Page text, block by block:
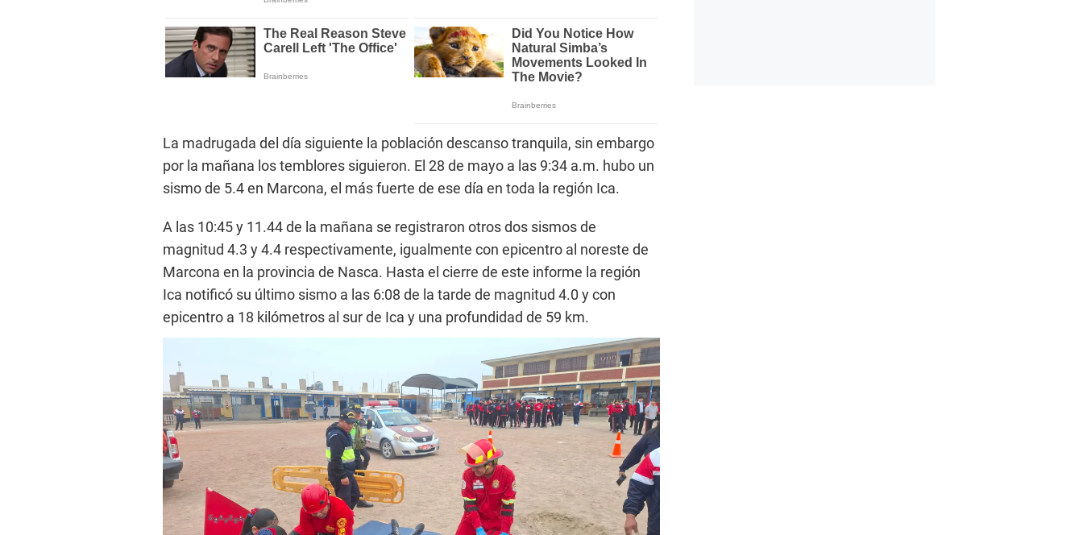
La madrugada del día siguiente la población descanso tranquila, sin embargo
por la mañana los temblores siguieron. El 28 de mayo a las 9:34 a.m. hubo un
sismo de 5.4 en Marcona, el más fuerte de ese día en toda la región Ica.
A las 10:45 y 11.44 de la mañana se registraron otros dos sismos de
magnitud 4.3 y 4.4 respectivamente, igualmente con epicentro al noreste de
Marcona en la provincia de Nasca. Hasta el cierre de este informe la región
Ica notificó su último sismo a las 6:08 de la tarde de magnitud 4.0 y con
epicentro a 18 kilómetros al sur de Ica y una profundidad de 59 km.